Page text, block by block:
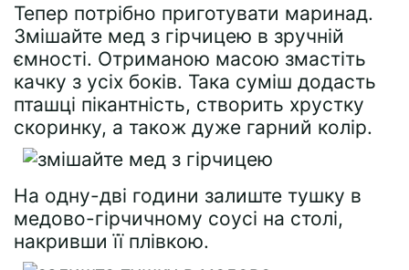
Тепер потрібно приготувати маринад.
Змішайте мед з гірчицею в зручній
ємності. Отриманою масою змастіть
качку з усіх боків. Така суміш додасть
пташці пікантність, створить хрустку
скоринку, а також дуже гарний колір.
На одну-дві години залиште тушку в
медово-гірчичному соусі на столі,
накривши її плівкою.